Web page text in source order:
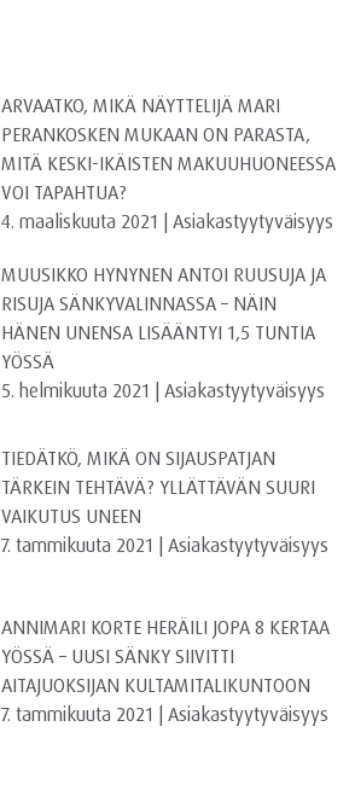
ARVAATKO, MIKÄ NÄYTTELIJÄ MARI
PERANKOSKEN MUKAAN ON PARASTA,
MITÄ KESKI-IKÄISTEN MAKUUHUONEESSA
VOI TAPAHTUA?
4. maaliskuuta 2021 | Asiakastyytyväisyys
MUUSIKKO HYNYNEN ANTOI RUUSUJA JA
RISUJA SÄNKYVALINNASSA – NÄIN
HÄNEN UNENSA LISÄÄNTYI 1,5 TUNTIA
YÖSSÄ
5. helmikuuta 2021 | Asiakastyytyväisyys
TIEDÄTKÖ, MIKÄ ON SIJAUSPATJAN
TÄRKEIN TEHTÄVÄ? YLLÄTTÄVÄN SUURI
VAIKUTUS UNEEN
7. tammikuuta 2021 | Asiakastyytyväisyys
ANNIMARI KORTE HERÄILI JOPA 8 KERTAA
YÖSSÄ – UUSI SÄNKY SIIVITTI
AITAJUOKSIJAN KULTAMITALIKUNTOON
7. tammikuuta 2021 | Asiakastyytyväisyys